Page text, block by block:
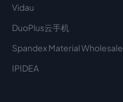
Vidau
DuoPlus云手机
Spandex Material Wholesale​
IPIDEA